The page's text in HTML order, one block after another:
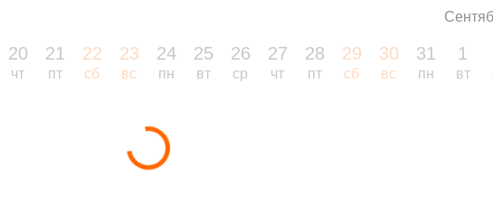
20
чт
21
пт
22
сб
23
вс
24
пн
25
вт
26
ср
27
чт
28
пт
29
сб
30
вс
31
пн
1
вт